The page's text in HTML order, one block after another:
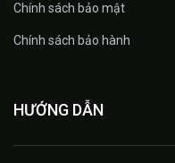
Chính sách bảo mật
Chính sách bảo hành
HƯỚNG DẪN